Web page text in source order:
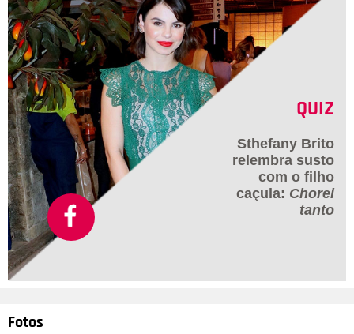
QUIZ
Sthefany Brito
relembra susto
com o filho
caçula: Chorei
tanto
Fotos